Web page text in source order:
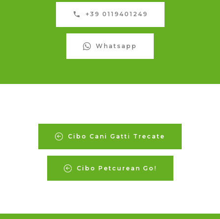
+39 0119401249
Whatsapp
Cibo Cani Gatti Trecate
Cibo Petcurean Go!